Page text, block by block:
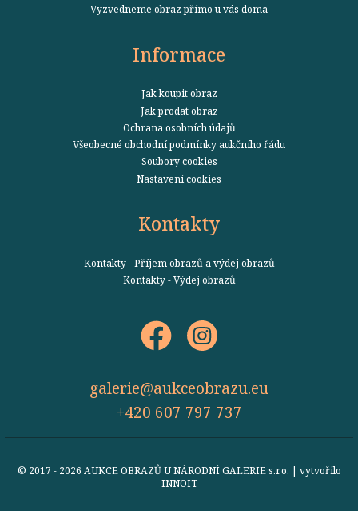
Vyzvedneme obraz přímo u vás doma
Informace
Jak koupit obraz
Jak prodat obraz
Ochrana osobních údajů
Všeobecné obchodní podmínky aukčního řádu
Soubory cookies
Nastavení cookies
Kontakty
Kontakty - Příjem obrazů a výdej obrazů
Kontakty - Výdej obrazů
galerie@aukceobrazu.eu
+420 607 797 737
© 2017 - 2026 AUKCE OBRAZŮ U NÁRODNÍ GALERIE s.r.o. | vytvořilo
INNOIT